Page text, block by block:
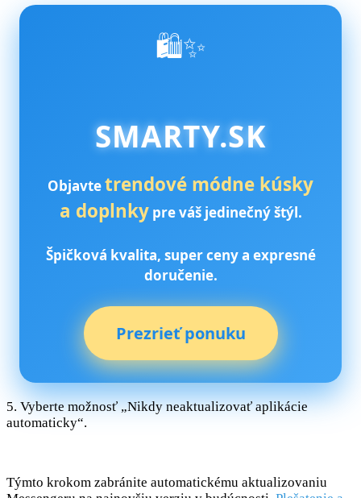
🛍️✨
SMARTY.SK
Objavtetrendové módne kúsky
a doplnkypre váš jedinečný štýl.
Špičková kvalita, super ceny a expresné
doručenie.
Prezrieť ponuku
5. Vyberte možnosť „Nikdy neaktualizovať aplikácie
automaticky“.
Týmto krokom zabránite automatickému aktualizovaniu